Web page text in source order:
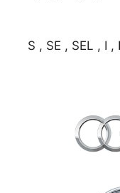
S , SE , SEL , I